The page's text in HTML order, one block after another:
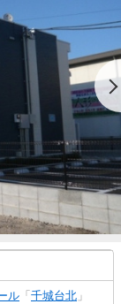
ル 「 千城台北 」